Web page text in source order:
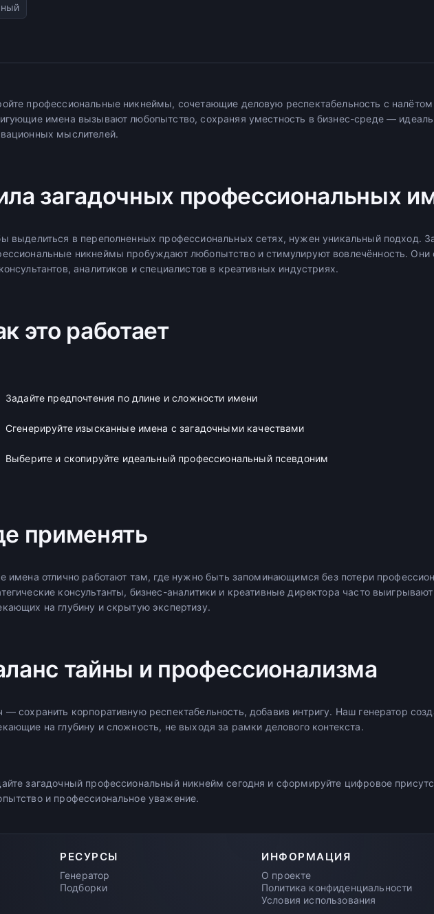
профессиональные никнеймы, сочетающие деловую респектабельность с
имена вызывают любопытство, сохраняя уместность в бизнес-среде —
мыслителей.
загадочных профессиональных
выделиться в переполненных профессиональных сетях, нужен уникальный подход.
никнеймы пробуждают любопытство и стимулируют вовлечённость. Они
аналитиков и специалистов в креативных индустриях.
это работает
Задайте предпочтения по длине и сложности имени
Сгенерируйте изысканные имена с загадочными качествами
Выберите и скопируйте идеальный профессиональный псевдоним
применять
имена отлично работают там, где нужно быть запоминающимся без потери
консультанты, бизнес-аналитики и креативные директора часто
на глубину и скрытую экспертизу.
тайны и профессионализма
— сохранить корпоративную респектабельность, добавив интригу. Наш генератор
на глубину и сложность, не выходя за рамки делового контекста.
загадочный профессиональный никнейм сегодня и сформируйте цифровое
и профессиональное уважение.
РЕСУРСЫ
Генератор
Подборки
ИНФОРМАЦИЯ
О проекте
Политика конфиденциальности
Условия использования